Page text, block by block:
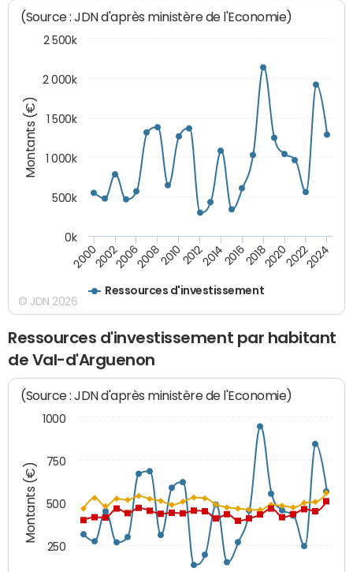
Montants (€)
(Source : JDN d'après ministère de l'Economie)
Ressources d'investissement
200020022006200820102012201420162018202020222024
0k
500k
1 000k
1 500k
2 000k
2 500k
© JDN 2026
Ressources d'investissement par habitant
de Val-d'Arguenon
Montants (€)
(Source : JDN d'après ministère de l'Economie)
250
500
750
1000